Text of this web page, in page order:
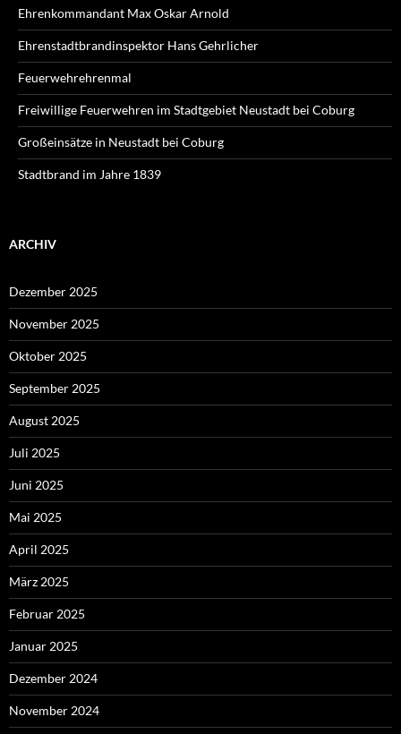
Ehrenkommandant Max Oskar Arnold
Ehrenstadtbrandinspektor Hans Gehrlicher
Feuerwehrehrenmal
Freiwillige Feuerwehren im Stadtgebiet Neustadt bei Coburg
Großeinsätze in Neustadt bei Coburg
Stadtbrand im Jahre 1839
ARCHIV
Dezember 2025
November 2025
Oktober 2025
September 2025
August 2025
Juli 2025
Juni 2025
Mai 2025
April 2025
März 2025
Februar 2025
Januar 2025
Dezember 2024
November 2024